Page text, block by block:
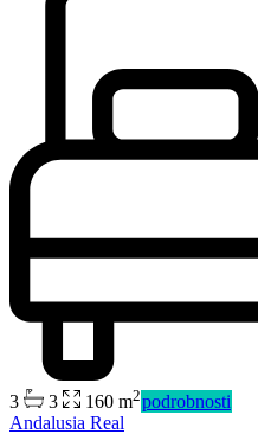
3 3 160 m2podrobnosti
Andalusia Real